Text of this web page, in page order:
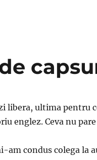
libera, ultima pentru
englez. Ceva nu
am condus colega la